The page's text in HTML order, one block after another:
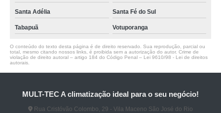
Santa Adélia Santa Fé do Sul
Tabapuã Votuporanga
O conteúdo do texto desta página é de direito reservado. Sua reprodução, parcial ou
total, mesmo citando nossos links, é proibida sem a autorização do autor. Crime de
violação de direito autoral – artigo 184 do Código Penal – Lei 9610/98 - Lei de direitos
autorais
MULT-TEC A climatização ideal para o seu negócio!
Rua Cristóvão Colombo, 29 - Vila Maceno São José do Rio